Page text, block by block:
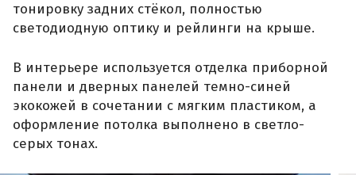
тонировку задних стёкол, полностью
светодиодную оптику и рейлинги на крыше.
В интерьере используется отделка приборной
панели и дверных панелей темно-синей
экокожей в сочетании с мягким пластиком, а
оформление потолка выполнено в светло-
серых тонах.